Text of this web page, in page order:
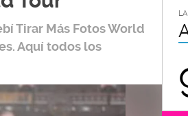
Aquí todos los